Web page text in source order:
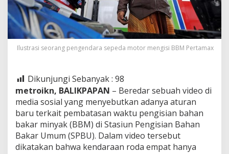
Ilustrasi seorang pengendara sepeda motor mengisi BBM Pertamax
Dikunjungi Sebanyak : 98
metroikn, BALIKPAPAN – Beredar sebuah video di
media sosial yang menyebutkan adanya aturan
baru terkait pembatasan waktu pengisian bahan
bakar minyak (BBM) di Stasiun Pengisian Bahan
Bakar Umum (SPBU). Dalam video tersebut
dikatakan bahwa kendaraan roda empat hanya